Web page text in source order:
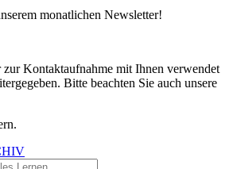
monatlichen Newsletter!
Kontaktaufnahme mit Ihnen verwendet
Bitte beachten Sie auch unsere